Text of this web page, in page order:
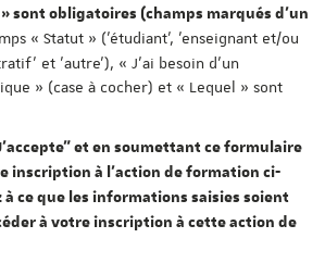
sont obligatoires (champs marqués d'un
« Statut » ('étudiant', 'enseignant et/ou
et 'autre'), « J'ai besoin d'un
» (case à cocher) et « Lequel » sont
et en soumettant ce formulaire
inscription à l'action de formation ci-
à ce que les informations saisies soient
à votre inscription à cette action de